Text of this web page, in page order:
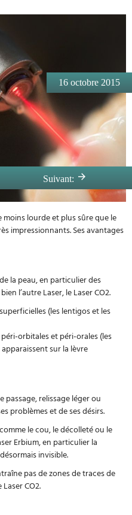
16 octobre 2015
Suivant:
lourde et plus sûre que le
impressionnants. Ses avantages
la peau, en particulier des
l’autre Laser, le Laser CO2.
(les lentigos et les
orbitales et péri-orales (les
sur la lèvre
relissage léger ou
problèmes et de ses désirs.
le cou, le décolleté ou le
Erbium, en particulier la
invisible.
pas de zones de traces de
CO2.